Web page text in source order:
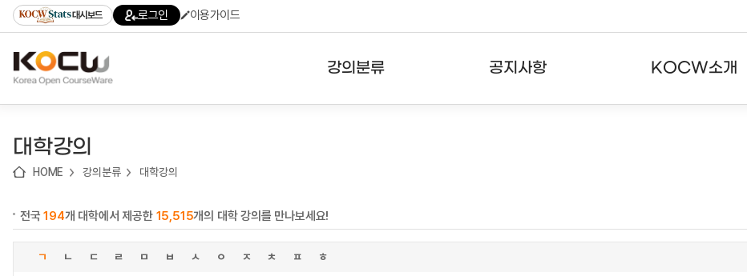
기
기
기
content)
가
대시보드 로그인 이용가이드
강의분류 공지사항 KOCW소개
대학강의
HOME 강의분류 대학강의
전국194개 대학에서 제공한 15,515개의 대학 강의를 만나보세요!
ㄱ ㄴ ㄷ ㄹ ㅁ ㅂ ㅅ ㅇ ㅈ ㅊ ㅍ ㅎ